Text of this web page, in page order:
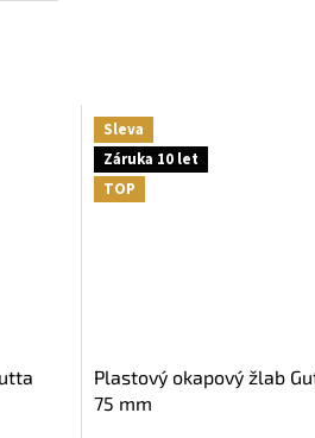
Sleva
Záruka 10 let
TOP
Plastový okapový žlab Gutta Aqua
75 mm